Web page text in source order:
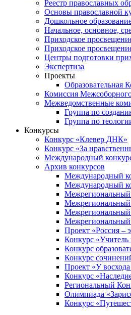
Реестр православных
Основы православной
Дошкольное
Начальное, основное,
Приходское
Приходское
Центры подготовки
Экспертиза
Проекты
Образовательная
Комиссия
Межведомственные
Группа по
Группа по
Конкурсы
Конкурс «Клевер ДНК»
Конкурс «За
Международный конкурс
Архив конкурсов
Международный
Международный
Межрегиональный
Межрегиональный
Межрегиональный
Межрегиональный
Проект «Россия –
Конкурс «Учитель
Конкурс
Конкурс
Проект «У
Конкурс
Региональный
Олимпиада
Конкурс